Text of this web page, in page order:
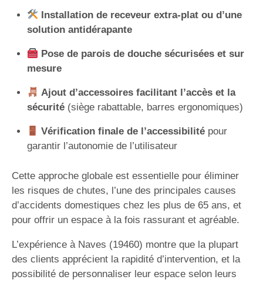
Installation de receveur extra-plat ou d’une
solution antidérapante
Pose de parois de douche sécurisées et sur
mesure
Ajout d’accessoires facilitant l’accès et la
sécurité(siège rabattable, barres ergonomiques)
Vérification finale de l’accessibilitépour
garantir l’autonomie de l’utilisateur
Cette approche globale est essentielle pour éliminer
les risques de chutes, l’une des principales causes
d’accidents domestiques chez les plus de 65 ans, et
pour offrir un espace à la fois rassurant et agréable.
L’expérience à Naves (19460) montre que la plupart
des clients apprécient la rapidité d’intervention, et la
possibilité de personnaliser leur espace selon leurs